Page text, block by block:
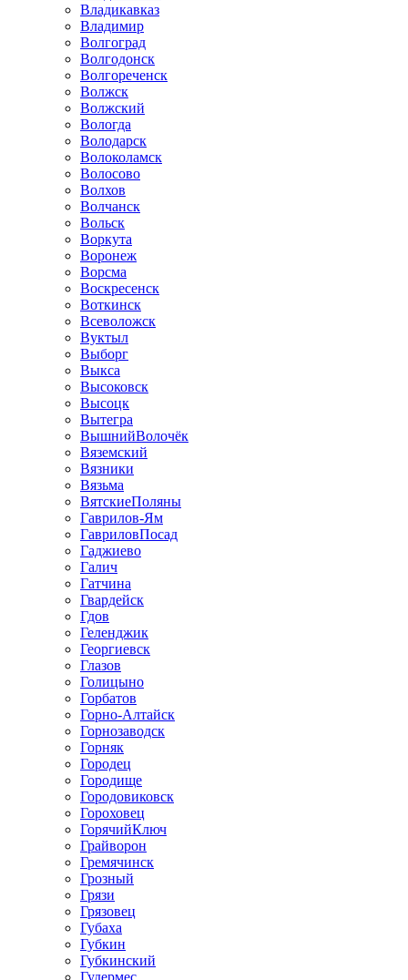
Владикавказ
Владимир
Волгоград
Волгодонск
Волгореченск
Волжск
Волжский
Вологда
Володарск
Волоколамск
Волосово
Волхов
Волчанск
Вольск
Воркута
Воронеж
Ворсма
Воскресенск
Воткинск
Всеволожск
Вуктыл
Выборг
Выкса
Высоковск
Высоцк
Вытегра
ВышнийВолочёк
Вяземский
Вязники
Вязьма
ВятскиеПоляны
Гаврилов-Ям
ГавриловПосад
Гаджиево
Галич
Гатчина
Гвардейск
Гдов
Геленджик
Георгиевск
Глазов
Голицыно
Горбатов
Горно-Алтайск
Горнозаводск
Горняк
Городец
Городище
Городовиковск
Гороховец
ГорячийКлюч
Грайворон
Гремячинск
Грозный
Грязи
Грязовец
Губаха
Губкин
Губкинский
Гудермес